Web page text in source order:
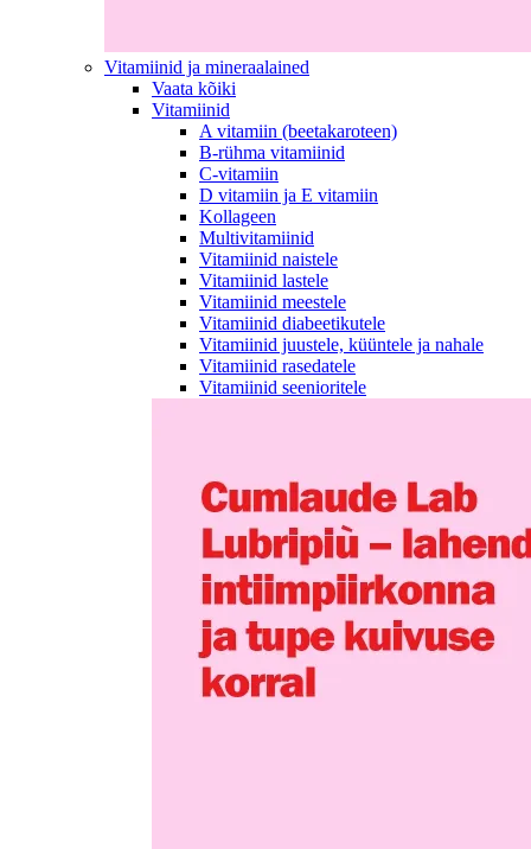
Vitamiinid ja mineraalained
Vaata kõiki
Vitamiinid
A vitamiin (beetakaroteen)
B-rühma vitamiinid
C-vitamiin
D vitamiin ja E vitamiin
Kollageen
Multivitamiinid
Vitamiinid naistele
Vitamiinid lastele
Vitamiinid meestele
Vitamiinid diabeetikutele
Vitamiinid juustele, küüntele ja nahale
Vitamiinid rasedatele
Vitamiinid seenioritele